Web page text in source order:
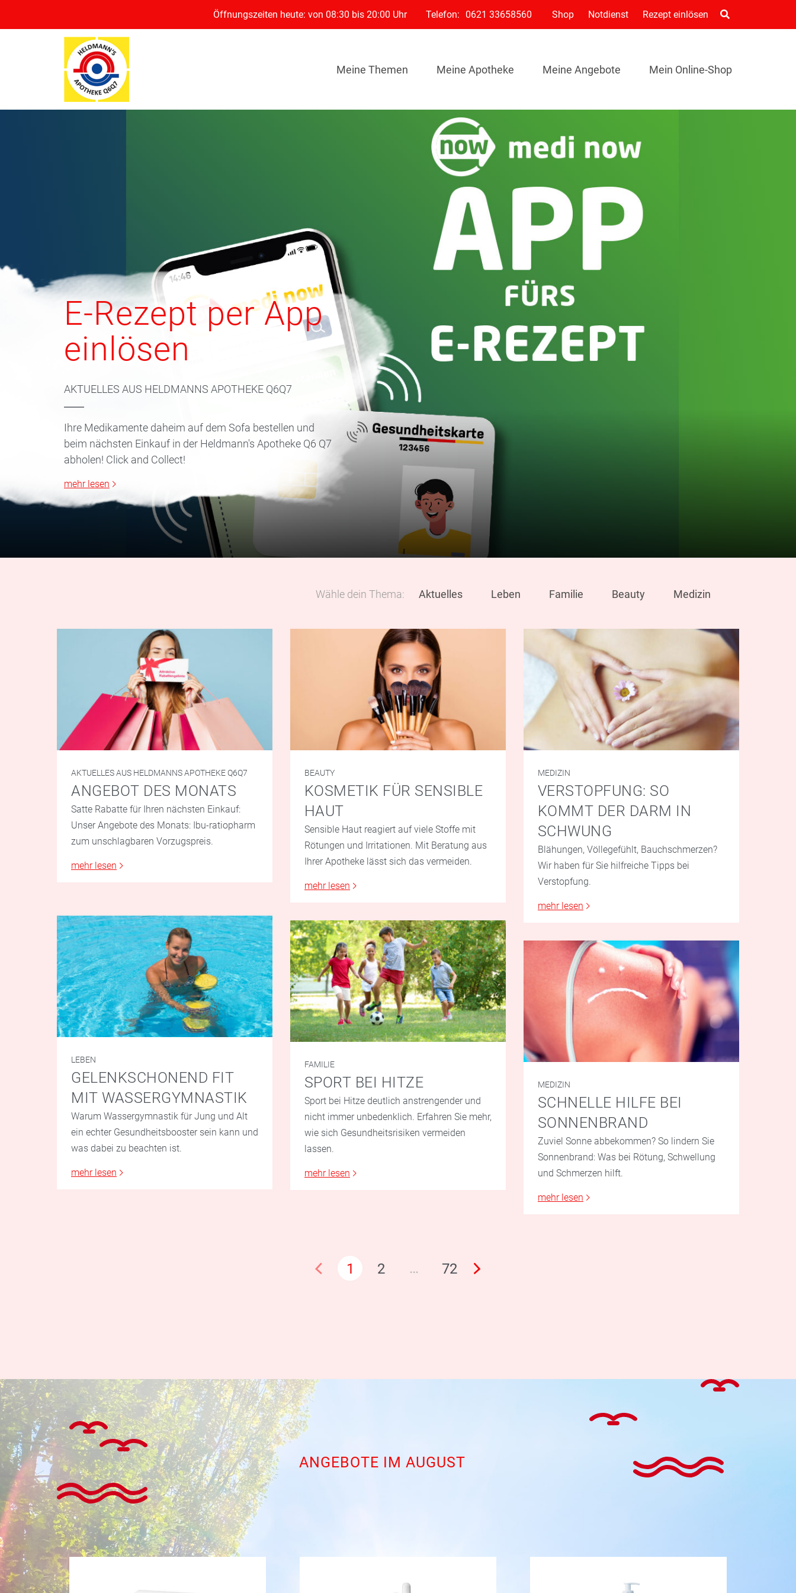
Öffnungszeiten heute: von 08:30 bis 20:00 Uhr Telefon: 0621 33658560 Shop Notdienst Rezept einlösen
Meine Themen Meine Apotheke Meine Angebote Mein Online-Shop
E-Rezept per App
einlösen
AKTUELLES AUS HELDMANNS APOTHEKE Q6Q7
Ihre Medikamente daheim auf dem Sofa bestellen und
beim nächsten Einkauf in der Heldmann's Apotheke Q6 Q7
abholen! Click and Collect!
mehr lesen
Wähle dein Thema: Aktuelles Leben Familie Beauty Medizin
AKTUELLES AUS HELDMANNS APOTHEKE Q6Q7
ANGEBOT DES MONATS
Satte Rabatte für Ihren nächsten Einkauf:
Unser Angebote des Monats: Ibu-ratiopharm
zum unschlagbaren Vorzugspreis.
mehr lesen
BEAUTY
KOSMETIK FÜR SENSIBLE
HAUT
Sensible Haut reagiert auf viele Stoffe mit
Rötungen und Irritationen. Mit Beratung aus
Ihrer Apotheke lässt sich das vermeiden.
mehr lesen
MEDIZIN
VERSTOPFUNG: SO
KOMMT DER DARM IN
SCHWUNG
Blähungen, Völlegefühlt, Bauchschmerzen?
Wir haben für Sie hilfreiche Tipps bei
Verstopfung.
mehr lesen
LEBEN
GELENKSCHONEND FIT
MIT WASSERGYMNASTIK
Warum Wassergymnastik für Jung und Alt
ein echter Gesundheitsbooster sein kann und
was dabei zu beachten ist.
mehr lesen
FAMILIE
SPORT BEI HITZE
Sport bei Hitze deutlich anstrengender und
nicht immer unbedenklich. Erfahren Sie mehr,
wie sich Gesundheitsrisiken vermeiden
lassen.
mehr lesen
MEDIZIN
SCHNELLE HILFE BEI
SONNENBRAND
Zuviel Sonne abbekommen? So lindern Sie
Sonnenbrand: Was bei Rötung, Schwellung
und Schmerzen hilft.
mehr lesen
1 2 … 72
ANGEBOTE IM AUGUST